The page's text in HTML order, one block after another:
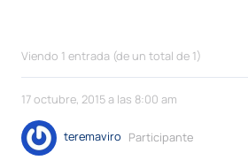
Viendo 1 entrada (de un total de 1)
17 octubre, 2015 a las 8:00 am
teremaviro Participante